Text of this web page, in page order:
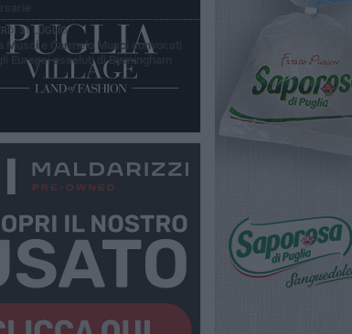
31 LUGLIO
Musci e Carmelo Musci convocati
Europei assoluti di Birmingham